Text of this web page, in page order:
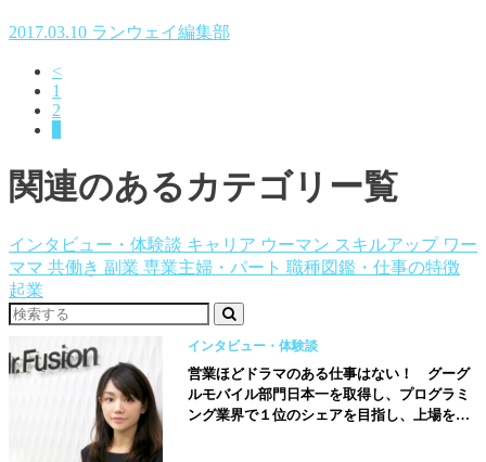
2017.03.10 ランウェイ編集部
<
1
2
関連のあるカテゴリー覧
インタビュー・体験談 キャリア ウーマン スキルアップ ワー
ママ 共働き 副業 専業主婦・パート 職種図鑑・仕事の特徴
起業
インタビュー・体験談
営業ほどドラマのある仕事はない！ グーグ
ルモバイル部門日本一を取得し、プログラミ
ング業界で１位のシェアを目指し、上場を果